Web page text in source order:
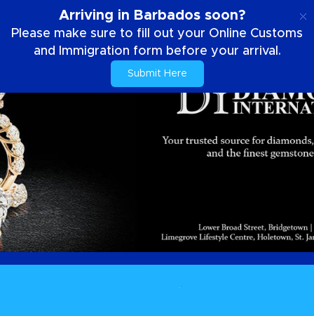
Arriving in Barbados soon?
Please make sure to fill out your Online Customs
and Immigration form before your arrival.
Submit Here